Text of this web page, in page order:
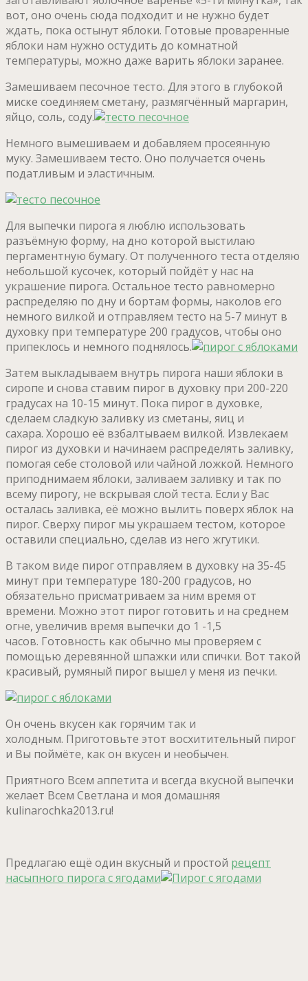
вот, оно очень сюда подходит и не нужно будет
ждать, пока остынут яблоки. Готовые проваренные
яблоки нам нужно остудить до комнатной
температуры, можно даже варить яблоки заранее.
Замешиваем песочное тесто. Для этого в глубокой
миске соединяем сметану, размягчённый маргарин,
яйцо, соль, соду.
Немного вымешиваем и добавляем просеянную
муку. Замешиваем тесто. Оно получается очень
податливым и эластичным.
Для выпечки пирога я люблю использовать
разъёмную форму, на дно которой выстилаю
пергаментную бумагу. От полученного теста отделяю
небольшой кусочек, который пойдёт у нас на
украшение пирога. Остальное тесто равномерно
распределяю по дну и бортам формы, наколов его
немного вилкой и отправляем тесто на 5-7 минут в
духовку при температуре 200 градусов, чтобы оно
припеклось и немного поднялось.
Затем выкладываем внутрь пирога наши яблоки в
сиропе и снова ставим пирог в духовку при 200-220
градусах на 10-15 минут. Пока пирог в духовке,
сделаем сладкую заливку из сметаны, яиц и
сахара. Хорошо её взбалтываем вилкой. Извлекаем
пирог из духовки и начинаем распределять заливку,
помогая себе столовой или чайной ложкой. Немного
приподнимаем яблоки, заливаем заливку и так по
всему пирогу, не вскрывая слой теста. Если у Вас
осталась заливка, её можно вылить поверх яблок на
пирог. Сверху пирог мы украшаем тестом, которое
оставили специально, сделав из него жгутики.
В таком виде пирог отправляем в духовку на 35-45
минут при температуре 180-200 градусов, но
обязательно присматриваем за ним время от
времени. Можно этот пирог готовить и на среднем
огне, увеличив время выпечки до 1 -1,5
часов. Готовность как обычно мы проверяем с
помощью деревянной шпажки или спички. Вот такой
красивый, румяный пирог вышел у меня из печки.
Он очень вкусен как горячим так и
холодным. Приготовьте этот восхитительный пирог
и Вы поймёте, как он вкусен и необычен.
Приятного Всем аппетита и всегда вкусной выпечки
желает Всем Светлана и моя домашняя
kulinarochka2013.ru!
Предлагаю ещё один вкусный и простой рецепт
насыпного пирога с ягодами